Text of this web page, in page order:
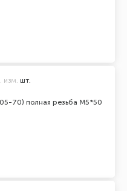
70) полная резьба М5*50
изм. шт.